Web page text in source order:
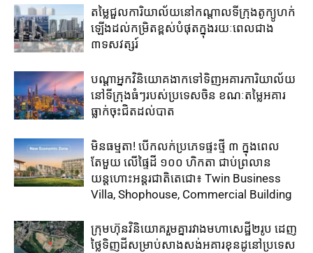
តម្លៃជួល​ការិយាល័យ​នៅ​កណ្តាល​ទីក្រុងតូក្យូ​ហក់​
ឡើង​ដល់​កម្រិត​ខ្ពស់​បំផុត​ក្នុង​រយៈ​ពេល​ជាង​
៣ទសវត្សរ៍​
បណ្តាអ្នកវិនិយោគ​ងាក​ទៅ​ទិញ​អគារការិយាល័យ​
នៅ​ទីក្រុង​ធំៗ​របស់​ប្រទេសចិន ​ខណៈតម្លៃអគារ
ធ្លាក់​ចុះ​ជិត​ដល់​បាត
មិនធម្មតា! បើកលក់ប្រភេទផ្ទះថ្មី ៣ ក្នុងពេល
តែមួយ លើផ្ទៃដី ១០០ ហិកតា ​ជាប់​ព្រលាន
យន្តហោះ​អន្តរជាតិតេជោ៖ ​Twin Business
Villa, Shophouse, Commercial Building
ក្រុមហ៊ុន​វិនិយោគ​រួម​គ្នា​រវាង​មហាសេដ្ឋី២រូប ​ដេញ​
ថ្លៃ​ទិញ​ដី​សម្រាប់​សាងសង់​អគារខុនដូ​នៅ​ប្រទេស​